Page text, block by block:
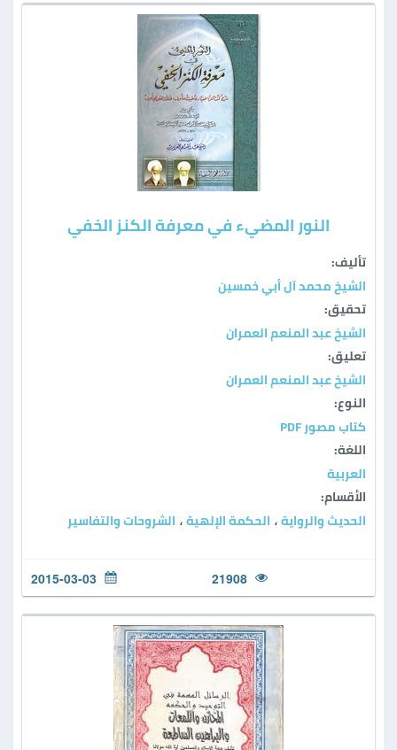
النور المضيء في معرفة الكنز الخفي
تأليف:
الشيخ محمد آل أبي خمسين
تحقيق:
الشيخ عبد المنعم العمران
تعليق:
الشيخ عبد المنعم العمران
النوع:
كتاب مصور PDF
اللغة:
العربية
الأقسام:
الحديث والرواية ، الحكمة الإلهية ، الشروحات والتفاسير
21908
2015-03-03